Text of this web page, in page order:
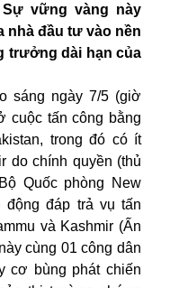
vững vàng này
nhà đầu tư vào nền
trưởng dài hạn của
sáng ngày 7/5 (giờ
cuộc tấn công bằng
trong đó có ít
do chính quyền (thủ
Quốc phòng New
động đáp trả vụ tấn
và Kashmir (Ấn
cùng 01 công dân
cơ bùng phát chiến